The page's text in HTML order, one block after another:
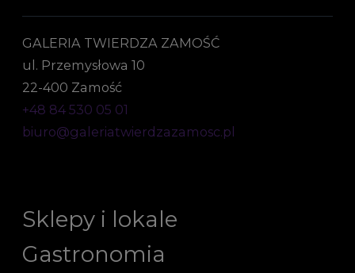
GALERIA TWIERDZA ZAMOŚĆ
ul. Przemysłowa 10
22-400 Zamość
+48 84 530 05 01
biuro@galeriatwierdzazamosc.pl
Sklepy i lokale
Gastronomia